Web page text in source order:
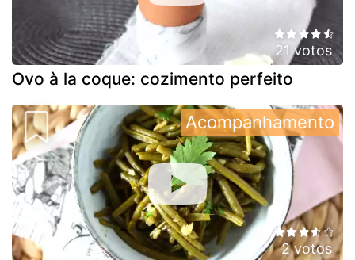
21 votos
Ovo à la coque: cozimento perfeito
2 votos
Acompanhamento